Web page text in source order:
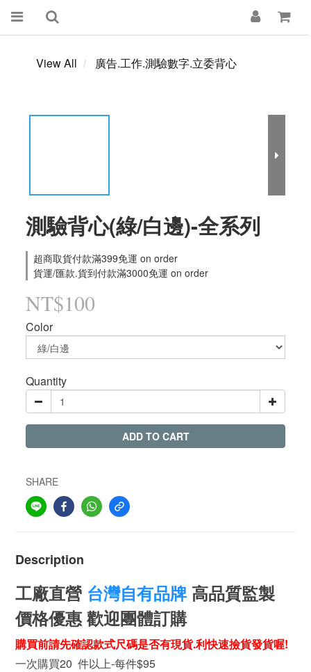
View All 廣告.工作.測驗數字.立委背心
測驗背心(綠/白邊)-全系列
超商取貨付款滿399免運 on order
貨運/匯款.貨到付款滿3000免運 on order
NT$100
Color
Quantity
ADD TO CART
SHARE
Description
工廠直營 台灣自有品牌 高品質監製
價格優惠 歡迎團體訂購
購買前請先確認款式尺碼是否有現貨.利快速撿貨發貨喔!
一次購買20 件以上-每件$95